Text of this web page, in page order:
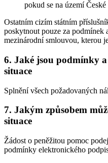
pokud se na území
Ostatním cizím státním
poskytnout pouze za podmínek
mezinárodní smlouvou, kterou
6. Jaké jsou podmínky
situace
Splnění všech požadovaných
7. Jakým způsobem
situace
Žádost o peněžitou pomoc
podmínky elektronického